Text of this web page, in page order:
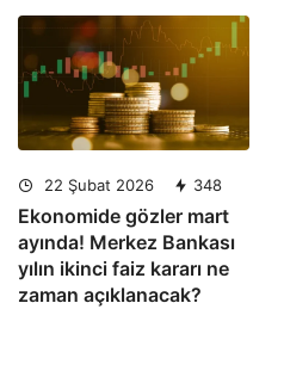
22 Şubat 2026 348
Ekonomide gözler mart
ayında! Merkez Bankası
yılın ikinci faiz kararı ne
zaman açıklanacak?